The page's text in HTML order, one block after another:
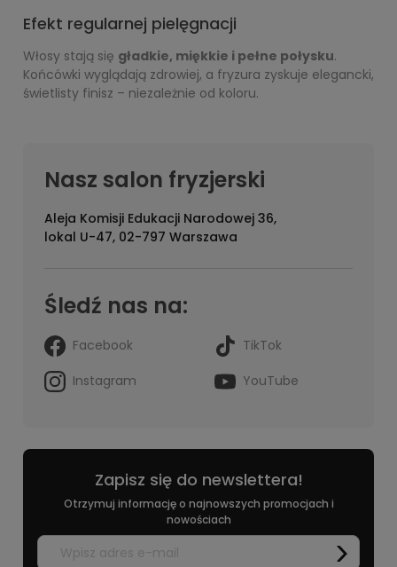
Efekt regularnej pielęgnacji
Włosy stają się gładkie, miękkie i pełne połysku.
Końcówki wyglądają zdrowiej, a fryzura zyskuje elegancki,
świetlisty finisz – niezależnie od koloru.
Nasz salon fryzjerski
Aleja Komisji Edukacji Narodowej 36,
lokal U-47, 02-797 Warszawa
Śledź nas na:
Facebook
TikTok
Instagram
YouTube
Zapisz się do newslettera!
Otrzymuj informację o najnowszych promocjach i
nowościach